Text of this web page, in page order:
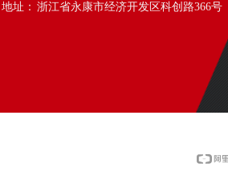
地址： 浙江省永康市经济开发区科创路366号